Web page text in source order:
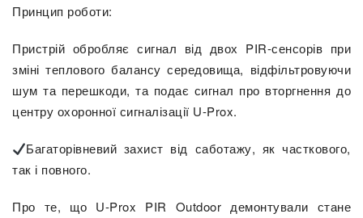
Принцип роботи:
Пристрій обробляє сигнал від двох PIR-сенсорів при
зміні теплового балансу середовища, відфільтровуючи
шум та перешкоди, та подає сигнал про вторгнення до
центру охоронної сигналізації U-Prox.
Багаторівневий захист від саботажу, як часткового,
так і повного.
Про те, що U-Prox PIR Outdoor демонтували стане